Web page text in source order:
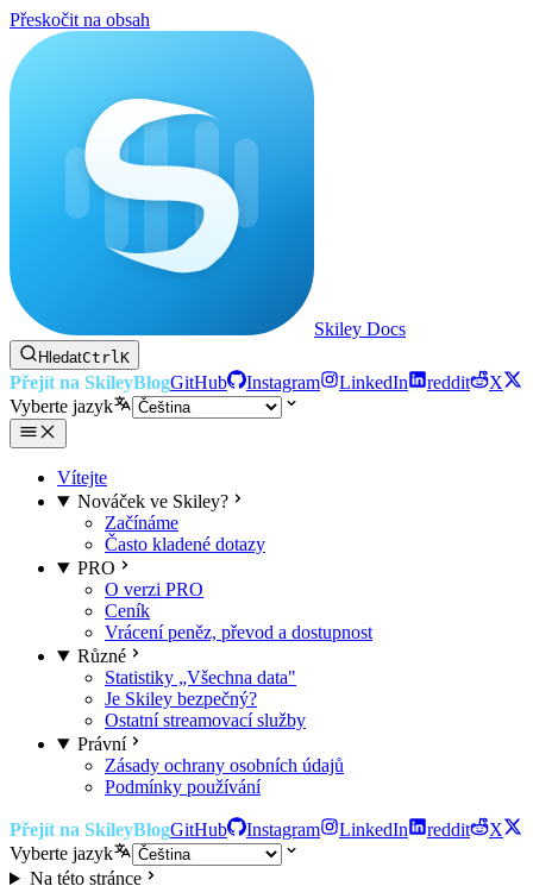
Přeskočit na obsah
Skiley Docs
HledatCtrlK
Přejít na SkileyBlogGitHub Instagram LinkedIn reddit
X
Vyberte jazyk
Vítejte
Nováček ve Skiley?
Začínáme
Často kladené dotazy
PRO
O verzi PRO
Ceník
Vrácení peněz, převod a dostupnost
Různé
Statistiky „Všechna data"
Je Skiley bezpečný?
Ostatní streamovací služby
Právní
Zásady ochrany osobních údajů
Podmínky používání
Přejít na SkileyBlogGitHub Instagram LinkedIn reddit
X
Vyberte jazyk
Na této stránce